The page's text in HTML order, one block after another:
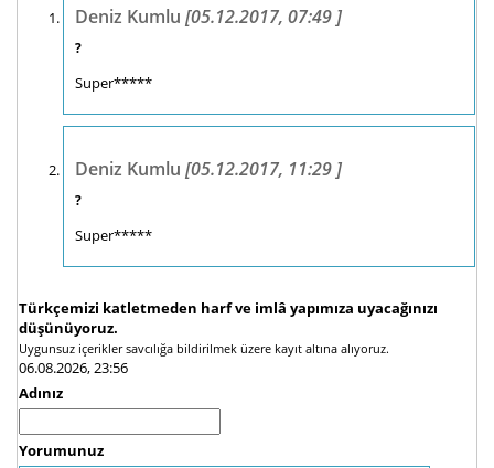
Deniz Kumlu [05.12.2017, 07:49 ]
?
Super*****
Deniz Kumlu [05.12.2017, 11:29 ]
?
Super*****
Türkçemizi katletmeden harf ve imlâ yapımıza uyacağınızı
düşünüyoruz.
Uygunsuz içerikler savcılığa bildirilmek üzere kayıt altına alıyoruz.
06.08.2026, 23:56
Adınız
Yorumunuz